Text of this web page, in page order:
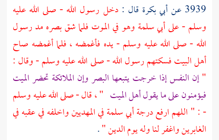
3939 عن
أبي بكرة قال :دخل رسول الله - صلى الله عليه
وسلم - علىأبي سلمة وهو في الموت فلما شق بصره مد رسول
الله - صلى الله عليه وسلم - يده فأغمضه ، فلما أغمضه صاح
أهل البيت فسكتهم رسول الله - صلى الله عليه وسلم - وقال :
"إن النفس إذا خرجت يتبعها البصر وإن الملائكة تحضر الميت
فيؤمنون على ما يقول أهل الميت " ، قال - صلى الله عليه وسلم
- : " اللهم ارفع درجةأبي سلمةفي المهديين واخلفه في عقبه في
الغابرين واغفر لنا وله يوم الدين ".